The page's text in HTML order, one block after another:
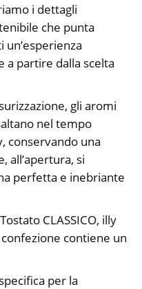
i dettagli
che punta
un’esperienza
a partire dalla scelta
gli aromi
nel tempo
conservando una
all’apertura, si
perfetta e inebriante
CLASSICO, illy
contiene un
per la